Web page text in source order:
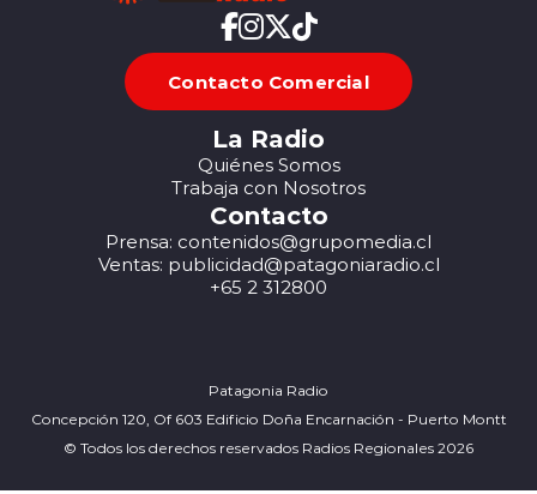
Contacto Comercial
La Radio
Quiénes Somos
Trabaja con Nosotros
Contacto
Prensa: contenidos@grupomedia.cl
Ventas: publicidad@patagoniaradio.cl
+65 2 312800
Patagonia Radio
Concepción 120, Of 603 Edificio Doña Encarnación - Puerto Montt
© Todos los derechos reservados Radios Regionales 2026